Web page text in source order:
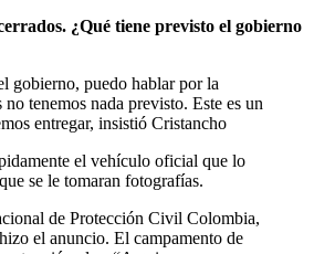
¿Qué tiene previsto el gobierno
gobierno, puedo hablar por la
tenemos nada previsto. Este es un
entregar, insistió Cristancho
el vehículo oficial que lo
se le tomaran fotografías.
de Protección Civil Colombia,
el anuncio. El campamento de